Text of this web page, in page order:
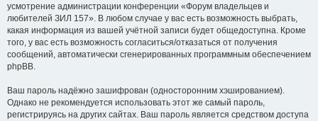
усмотрение администрации конференции «Форум владельцев и
любителей ЗИЛ 157». В любом случае у вас есть возможность выбрать,
какая информация из вашей учётной записи будет общедоступна. Кроме
того, у вас есть возможность согласиться/отказаться от получения
сообщений, автоматически сгенерированных программным обеспечением
phpBB.
Ваш пароль надёжно зашифрован (односторонним хэшированием).
Однако не рекомендуется использовать этот же самый пароль,
регистрируясь на других сайтах. Ваш пароль является средством доступа